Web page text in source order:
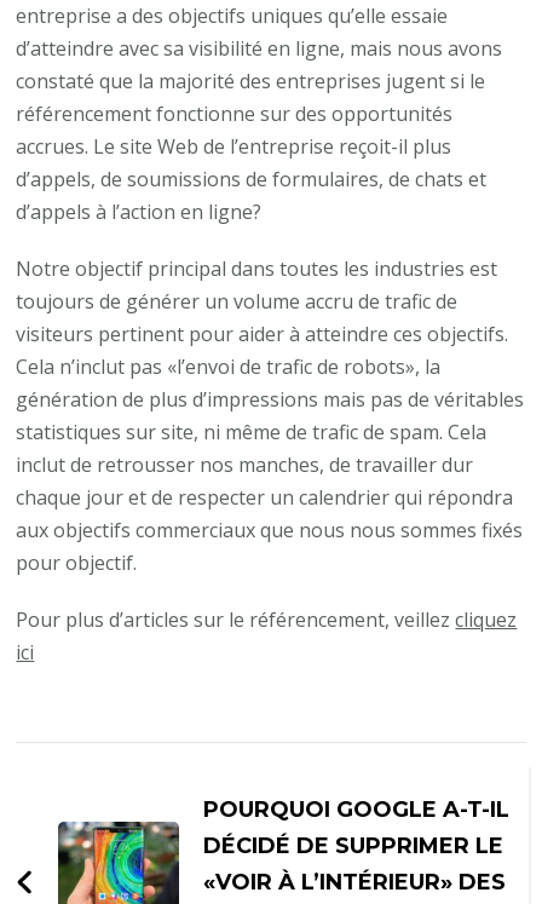
entreprise a des objectifs uniques qu’elle essaie
d’atteindre avec sa visibilité en ligne, mais nous avons
constaté que la majorité des entreprises jugent si le
référencement fonctionne sur des opportunités
accrues. Le site Web de l’entreprise reçoit-il plus
d’appels, de soumissions de formulaires, de chats et
d’appels à l’action en ligne?
Notre objectif principal dans toutes les industries est
toujours de générer un volume accru de trafic de
visiteurs pertinent pour aider à atteindre ces objectifs.
Cela n’inclut pas «l’envoi de trafic de robots», la
génération de plus d’impressions mais pas de véritables
statistiques sur site, ni même de trafic de spam. Cela
inclut de retrousser nos manches, de travailler dur
chaque jour et de respecter un calendrier qui répondra
aux objectifs commerciaux que nous nous sommes fixés
pour objectif.
Pour plus d’articles sur le référencement, veillezcliquez
ici
POURQUOI GOOGLE A-T-IL
DÉCIDÉ DE SUPPRIMER LE
«VOIR À L’INTÉRIEUR» DES